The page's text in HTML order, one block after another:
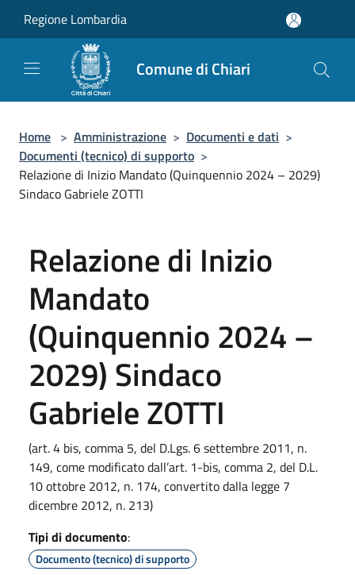
Regione Lombardia
Comune di Chiari
Home > Amministrazione > Documenti e dati >
Documenti (tecnico) di supporto >
Relazione di Inizio Mandato (Quinquennio 2024 – 2029)
Sindaco Gabriele ZOTTI
Relazione di Inizio
Mandato
(Quinquennio 2024 –
2029) Sindaco
Gabriele ZOTTI
(art. 4 bis, comma 5, del D.Lgs. 6 settembre 2011, n.
149, come modificato dall’art. 1-bis, comma 2, del D.L.
10 ottobre 2012, n. 174, convertito dalla legge 7
dicembre 2012, n. 213)
Tipi di documento:
Documento (tecnico) di supporto